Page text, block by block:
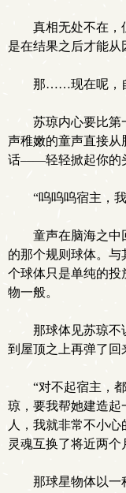
真相无处不在，
是在结果之后才能从
那……现在呢，
苏琼内心要比第
声稚嫩的童声直接从
话——轻轻掀起你的
“呜呜呜宿主，
童声在脑海之中
的那个规则球体。
个球体只是单纯的投
物一般。
那球体见苏琼不
到屋顶之上再弹了回
“对不起宿主，
琼，要我帮她建造起
人，我就非常不小
灵魂互换了将近两个
那球星物体以一